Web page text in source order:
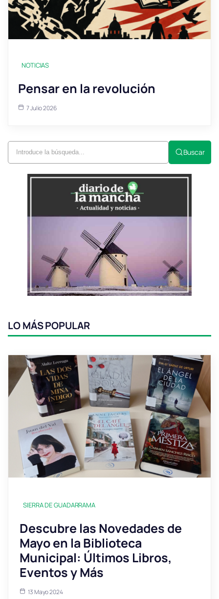
NOTICIAS
Pensar en la revolución
7 Julio 2026
Buscar
LO MÁS POPULAR
SIERRA DE GUADARRAMA
Descubre las Novedades de
Mayo en la Biblioteca
Municipal: Últimos Libros,
Eventos y Más
13 Mayo 2024